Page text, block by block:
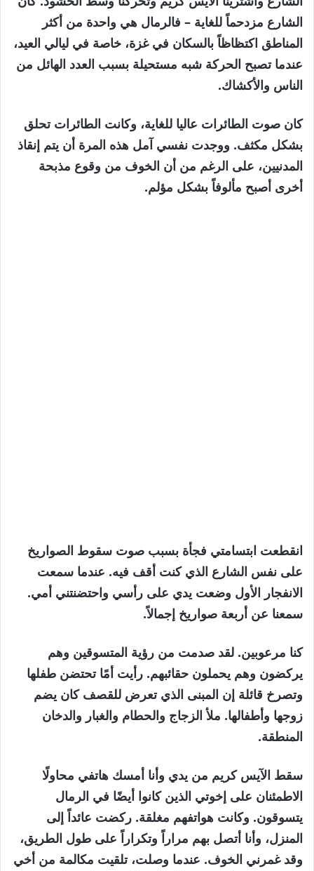
الشارع مزدحماً للغاية – فالرمال هي واحدة من أكثر
المناطق اكتظاظاً بالسكان في غزة، خاصة في ليالي العيد،
عندما تصبح الحركة شبه مستحيلة بسبب العدد الهائل من
الناس والأكشاك.
كان صوت الطائرات عاليا للغاية، وكانت الطائرات تحلق
بشكل مكثف. ووجدت نفسي آمل هذه المرة أن يتم إنقاذ
المدنيين، على الرغم من أن الخوف من وقوع مذبحة
أخرى أصبح مألوفاً بشكل مؤلم.
انقطعت ابتسامتي فجأة بسبب صوت سقوط الصواريخ
على نفس الشارع الذي كنت أقف فيه. عندما سمعت
الانفجار الأول وضعت يدي على رأسي واحتضنتني أمي.
سمعنا عن أربعة صواريخ إجمالاً.
كنا مرعوبين. لقد صدمت من رؤية المتسوقين وهم
يركضون وهم يحملون حقائبهم. رأيت أمًا تحتضن طفلها
وتصرخ قائلة إن المبنى الذي تعرض للقصف كان يضم
زوجها وأطفالها. ملأ الزجاج والحطام والغبار والدخان
المنطقة.
سقط الآيس كريم من يدي وأنا أمسك هاتفي محاولًا
الاطمئنان على إخوتي الذين كانوا أيضًا في الرمال
يتسوقون. وكانت هواتفهم مغلقة. ركضت عائداً إلى
المنزل، وأنا أتصل بهم مراراً وتكراراً على طول الطريق،
وقد غمرني الخوف. عندما وصلت، تلقيت مكالمة من أخي